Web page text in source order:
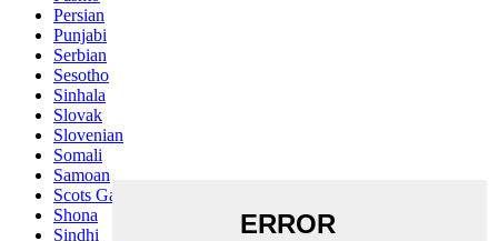
Persian
Punjabi
Serbian
Sesotho
Sinhala
Slovak
Slovenian
Somali
Samoan
Scots Gaelic
Shona
Sindhi